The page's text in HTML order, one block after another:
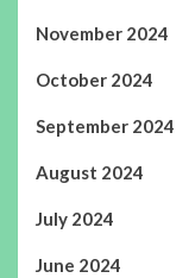
November 2024
October 2024
September 2024
August 2024
July 2024
June 2024